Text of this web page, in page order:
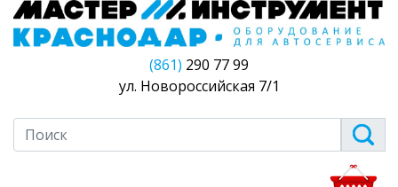
(861) 290 77 99
ул. Новороссийская 7/1